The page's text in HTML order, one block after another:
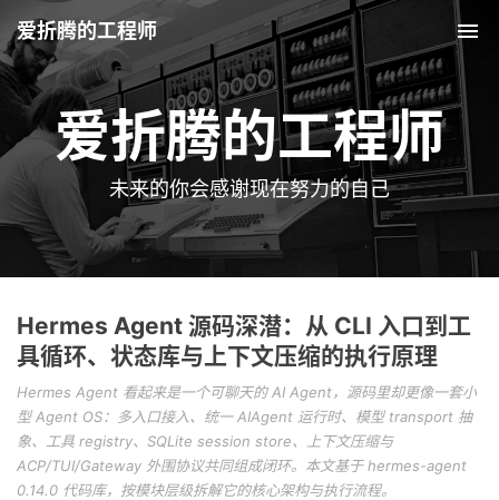
爱折腾的工程师
爱折腾的工程师
未来的你会感谢现在努力的自己
Hermes Agent 源码深潜：从 CLI 入口到工
具循环、状态库与上下文压缩的执行原理
Hermes Agent 看起来是一个可聊天的 AI Agent，源码里却更像一套小
型 Agent OS：多入口接入、统一 AIAgent 运行时、模型 transport 抽
象、工具 registry、SQLite session store、上下文压缩与
ACP/TUI/Gateway 外围协议共同组成闭环。本文基于 hermes-agent
0.14.0 代码库，按模块层级拆解它的核心架构与执行流程。